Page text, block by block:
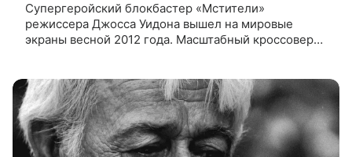
Супергеройский блокбастер «Мстители»
режиссера Джосса Уидона вышел на мировые
экраны весной 2012 года. Масштабный кроссовер